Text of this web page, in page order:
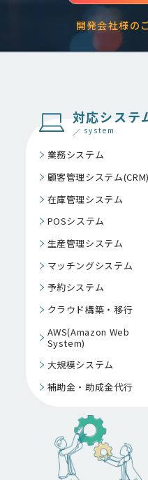
開発会社様の
対応システ
system
業務システム
顧客管理システム(CRM)
在庫管理システム
POSシステム
生産管理システム
マッチングシステム
予約システム
クラウド構築・移行
AWS(Amazon Web
System)
大規模システム
補助金・助成金代行